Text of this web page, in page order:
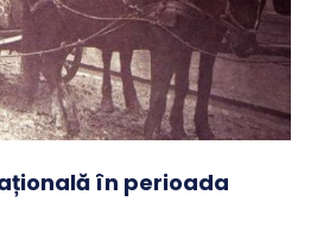
în perioada